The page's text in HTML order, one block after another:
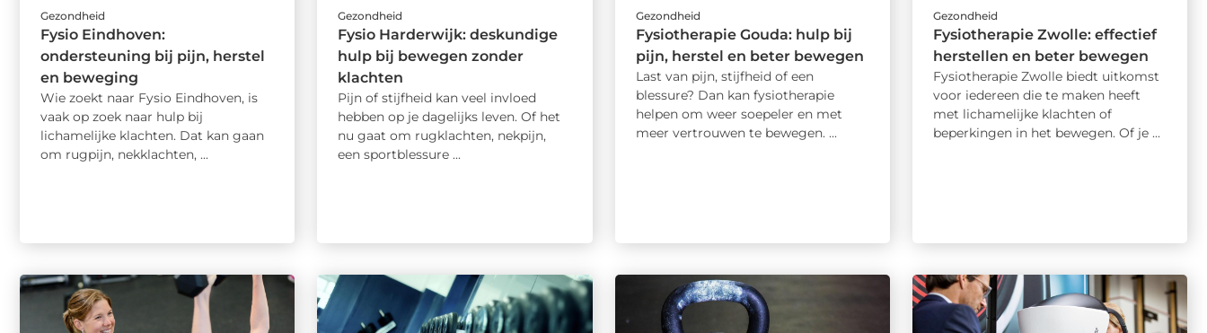
Gezondheid
Fysio Eindhoven:
ondersteuning bij pijn, herstel
en beweging
Wie zoekt naar Fysio Eindhoven, is
vaak op zoek naar hulp bij
lichamelijke klachten. Dat kan gaan
om rugpijn, nekklachten, ...
Gezondheid
Fysio Harderwijk: deskundige
hulp bij bewegen zonder
klachten
Pijn of stijfheid kan veel invloed
hebben op je dagelijks leven. Of het
nu gaat om rugklachten, nekpijn,
een sportblessure ...
Gezondheid
Fysiotherapie Gouda: hulp bij
pijn, herstel en beter bewegen
Last van pijn, stijfheid of een
blessure? Dan kan fysiotherapie
helpen om weer soepeler en met
meer vertrouwen te bewegen. ...
Gezondheid
Fysiotherapie Zwolle: effectief
herstellen en beter bewegen
Fysiotherapie Zwolle biedt uitkomst
voor iedereen die te maken heeft
met lichamelijke klachten of
beperkingen in het bewegen. Of je ...